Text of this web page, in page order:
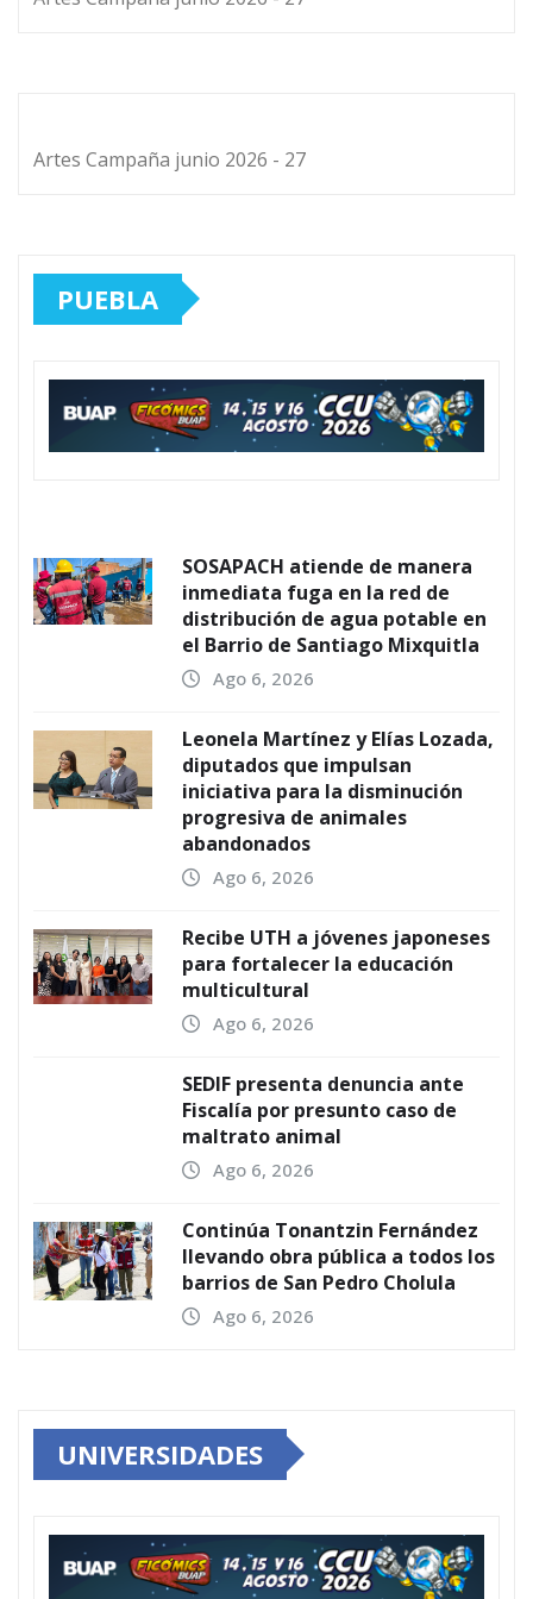
Artes Campaña junio 2026 - 27
PUEBLA
SOSAPACH atiende de manera
inmediata fuga en la red de
distribución de agua potable en
el Barrio de Santiago Mixquitla
Ago 6, 2026
Leonela Martínez y Elías Lozada,
diputados que impulsan
iniciativa para la disminución
progresiva de animales
abandonados
Ago 6, 2026
Recibe UTH a jóvenes japoneses
para fortalecer la educación
multicultural
Ago 6, 2026
SEDIF presenta denuncia ante
Fiscalía por presunto caso de
maltrato animal
Ago 6, 2026
Continúa Tonantzin Fernández
llevando obra pública a todos los
barrios de San Pedro Cholula
Ago 6, 2026
UNIVERSIDADES